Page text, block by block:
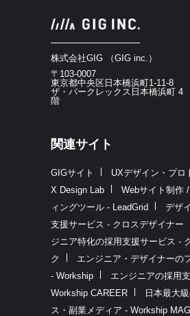
株式会社GIG （GIG inc.）
〒103-0007
東京都中央区日本橋浜町1-11-8
ザ・パークレックス日本橋浜町 4
階
関連サイト
GIGサイト
UXデザイン・プロ
X Design Lab
Webサイト制作
ィングツール - LeadGrid
デザ
支援サービス - クロスデザイナー
ジニア特化の採用支援サービス -
ク
エンジニア・デザイナーの
- Workship
エンジニアの採用
Workship CAREER
日本最大
ス・副業メディア - Workship